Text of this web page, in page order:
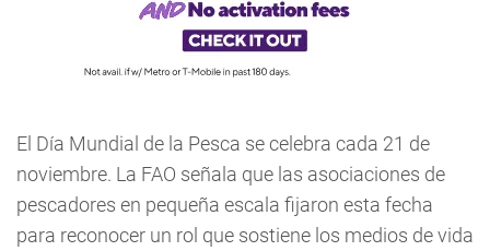
El Día Mundial de la Pesca se celebra cada 21 de
noviembre. La FAO señala que las asociaciones de
pescadores en pequeña escala fijaron esta fecha
para reconocer un rol que sostiene los medios de vida